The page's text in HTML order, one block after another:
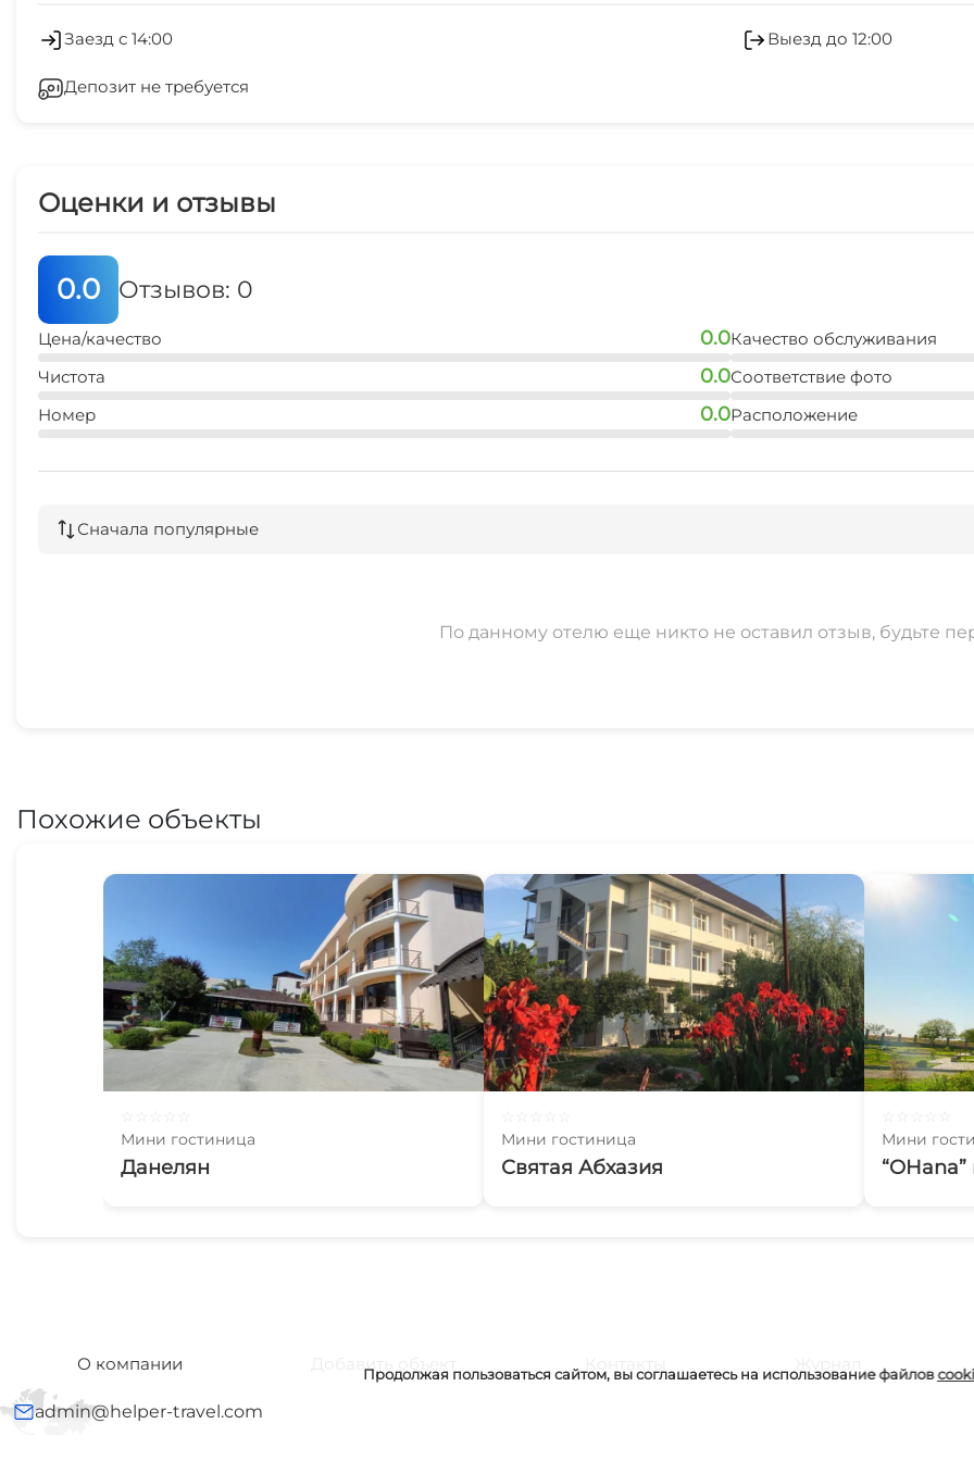
3 мин
Стиральная машина Гладильные
Зеленый двор
Заезд с 14:00 Выезд до 12:00
Депозит не требуется
Оценки и отзывы
0.0 Отзывов: 0
Цена/качество 0.0
Чистота 0.0
Номер 0.0
Качество обслуживания
Соответствие фото
Расположение
Сначала популярные
По данному отелю еще никто не оставил отзыв, будьте
Похожие объекты
Мини гостиница
Данелян
Мини гостиница
Святая Абхазия
Мини
Продолжая пользоваться сайтом, вы соглашаетесь на использование файлов
О компании Добавить объект
admin@helper-travel.com